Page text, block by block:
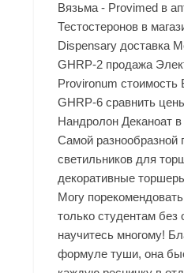
Вязьма - Provimed в
Тестостеронов в
Dispensary доставка
GHRP-2 продажа
Provironum
GHRP-6 сравнить
Нандролон Деканоат
Самой разнообразной
светильников для
декоративные
Могу
только студентам
научитесь многому!
формуле туши, она